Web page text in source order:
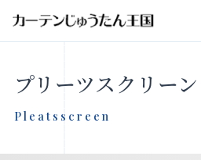
会社案内
お知らせ
プリーツスクリーン
Pleatsscreen